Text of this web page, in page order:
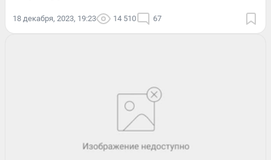
18 декабря, 2023, 19:23 14 510 67